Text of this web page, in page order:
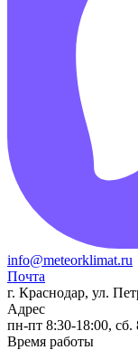
info@meteorklimat.ru
Почта
г. Краснодар, ул.
Адрес
пн-пт 8:30-18:00,
Время работы